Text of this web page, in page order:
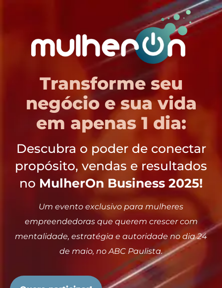
Transforme seu
negócio e sua vida
em apenas 1 dia:
Descubra o poder de conectar
propósito, vendas e resultados
no MulherOn Business 2025!
Um evento exclusivo para mulheres
empreendedoras que querem crescer com
mentalidade, estratégia e autoridade no dia 24
de maio, no ABC Paulista.